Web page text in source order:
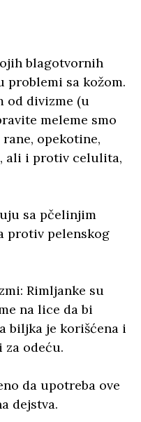
blagotvornih
problemi sa kožom.
od divizme (u
meleme smo
opekotine,
ali i protiv celulita,
sa pčelinjim
protiv pelenskog
Rimljanke su
na lice da bi
biljka je korišćena i
za odeću.
da upotreba ove
dejstva.